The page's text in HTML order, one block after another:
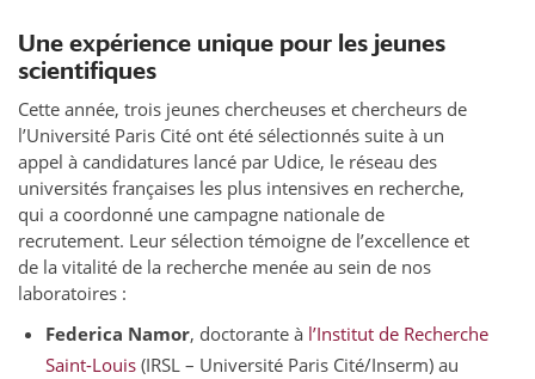
Une expérience unique pour les jeunes
scientifiques
Cette année, trois jeunes chercheuses et chercheurs de
l’Université Paris Cité ont été sélectionnés suite à un
appel à candidatures lancé par Udice, le réseau des
universités françaises les plus intensives en recherche,
qui a coordonné une campagne nationale de
recrutement. Leur sélection témoigne de l’excellence et
de la vitalité de la recherche menée au sein de nos
laboratoires :
Federica Namor, doctorante à l’Institut de Recherche
Saint-Louis(IRSL – Université Paris Cité/Inserm) au